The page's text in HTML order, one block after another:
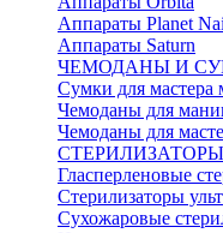
Аппараты Planet
Аппараты Saturn
ЧЕМОДАНЫ И
Сумки для мастера
Чемоданы для
Чемоданы для
СТЕРИЛИЗАТОРЫ
Гласперленовые
Стерилизаторы
Сухожаровые